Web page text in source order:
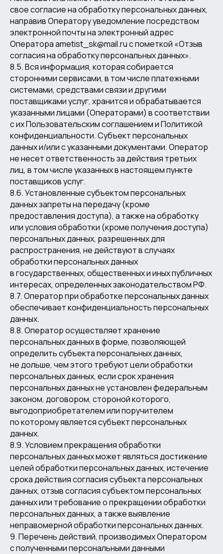
свое согласие на обработку персональных данных,
направив Оператору уведомление посредством
электронной почты на электронный адрес
Оператора ametist_sk@mail.ru с пометкой «Отзыв
согласия на обработку персональных данных».
8.5. Вся информация, которая собирается
сторонними сервисами, в том числе платежными
системами, средствами связи и другими
поставщиками услуг, хранится и обрабатывается
указанными лицами (Операторами) в соответствии
с их Пользовательским соглашением и Политикой
конфиденциальности. Субъект персональных
данных и/или с указанными документами. Оператор
не несет ответственность за действия третьих
лиц, в том числе указанных в настоящем пункте
поставщиков услуг.
8.6. Установленные субъектом персональных
данных запреты на передачу (кроме
предоставления доступа), а также на обработку
или условия обработки (кроме получения доступа)
персональных данных, разрешенных для
распространения, не действуют в случаях
обработки персональных данных
в государственных, общественных и иных публичных
интересах, определенных законодательством РФ.
8.7. Оператор при обработке персональных данных
обеспечивает конфиденциальность персональных
данных.
8.8. Оператор осуществляет хранение
персональных данных в форме, позволяющей
определить субъекта персональных данных,
не дольше, чем этого требуют цели обработки
персональных данных, если срок хранения
персональных данных не установлен федеральным
законом, договором, стороной которого,
выгодоприобретателем или поручителем
по которому является субъект персональных
данных.
8.9. Условием прекращения обработки
персональных данных может являться достижение
целей обработки персональных данных, истечение
срока действия согласия субъекта персональных
данных, отзыв согласия субъектом персональных
данных или требование о прекращении обработки
персональных данных, а также выявление
неправомерной обработки персональных данных.
9. Перечень действий, производимых Оператором
с полученными персональными данными